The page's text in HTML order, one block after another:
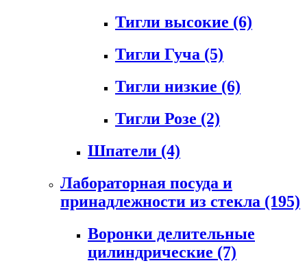
Тигли высокие (6)
Тигли Гуча (5)
Тигли низкие (6)
Тигли Розе (2)
Шпатели (4)
Лабораторная посуда и
принадлежности из стекла (195)
Воронки делительные
цилиндрические (7)